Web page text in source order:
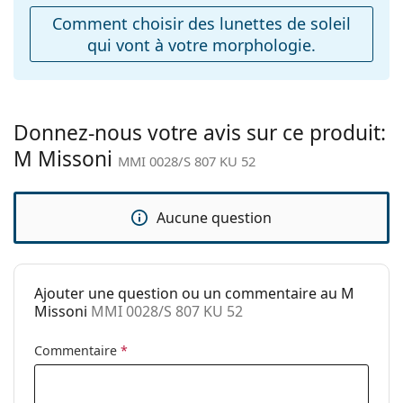
ajustables:
Accessoires
Étui:
Oui
nettoyage:
Autres
Lunettes de soleil
Marque:
M Missoni
Code:
MMI 0028/S 807 KU 52
Comment choisir des lunettes de soleil
qui vont à votre morphologie.
Donnez-nous votre avis sur ce produit:
M Missoni MMI 0028/S 807 KU 52
Aucune question
Ajouter une question ou un commentaire au M
Missoni MMI 0028/S 807 KU 52
Commentaire *